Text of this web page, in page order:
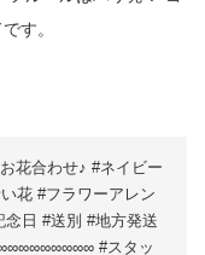
花合わせ♪ #ネイビー
花 #フラワーアレン
日 #送別 #地方発送
#スタッ